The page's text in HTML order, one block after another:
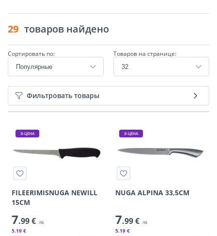
29 товаров найдено
Сортировать по: Товаров на странице:
Фильтровать товары
Э-ЦЕНА
FILEERIMISNUGA NEWILL
15CM
7.99 € /tk
5.19 €
Э-ЦЕНА
NUGA ALPINA 33,5CM
7.99 € /tk
5.19 €